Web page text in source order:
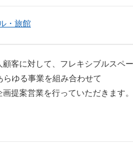
・旅館
客に対して、フレキシブルスペ
ゆる事業を組み合わせて
提案営業を行っていただきます。